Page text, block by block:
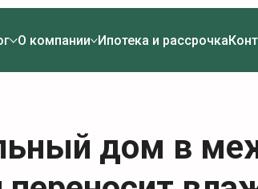
О компании Ипотека и рассрочка
дом в